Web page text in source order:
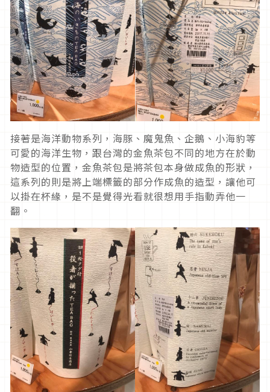
接著是海洋動物系列，海豚、魔鬼魚、企鵝、小海豹等
可愛的海洋生物，跟台灣的金魚茶包不同的地方在於動
物造型的位置，金魚茶包是將茶包本身做成魚的形狀，
這系列的則是將上端標籤的部分作成魚的造型，讓他可
以掛在杯緣，是不是覺得光看就很想用手指動弄他一
翻。